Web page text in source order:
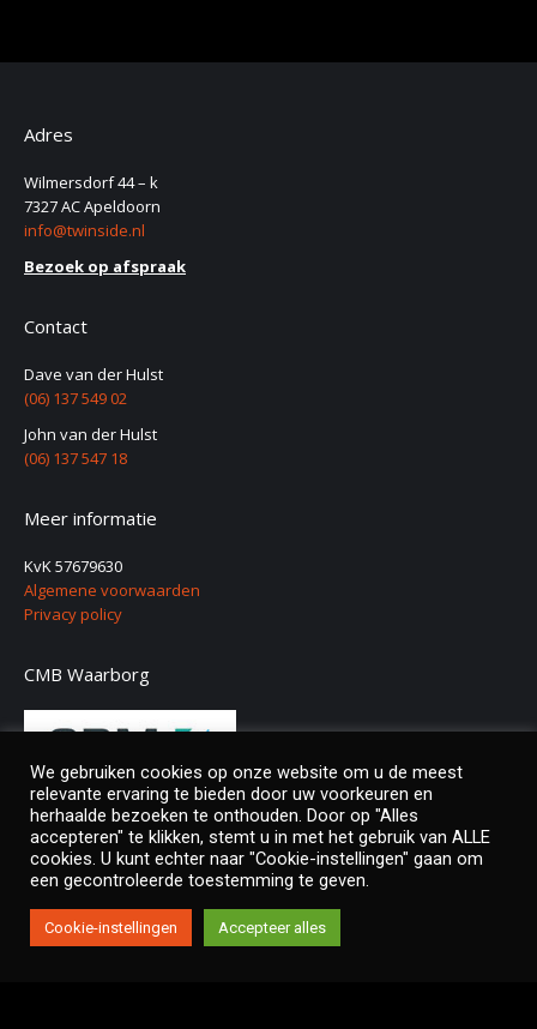
Adres
Wilmersdorf 44 – k
7327 AC Apeldoorn
info@twinside.nl
Bezoek op afspraak
Contact
Dave van der Hulst
(06) 137 549 02
John van der Hulst
(06) 137 547 18
Meer informatie
KvK 57679630
Algemene voorwaarden
Privacy policy
CMB Waarborg
Deel ons
We gebruiken cookies op onze website om u de meest
relevante ervaring te bieden door uw voorkeuren en
herhaalde bezoeken te onthouden. Door op "Alles
accepteren" te klikken, stemt u in met het gebruik van ALLE
cookies. U kunt echter naar "Cookie-instellingen" gaan om
een gecontroleerde toestemming te geven.
Cookie-instellingen Accepteer alles